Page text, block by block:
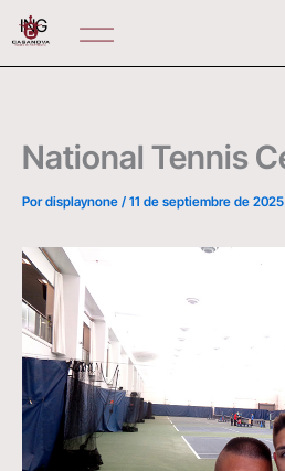
contenido
ING
National Tennis
Pordisplaynone / 11 de septiembre de 2025